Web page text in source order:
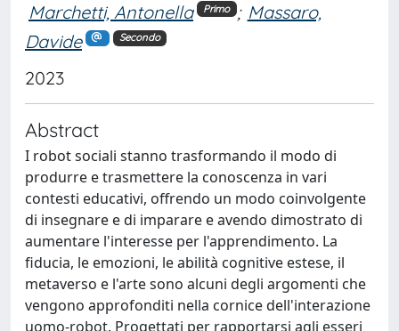
Marchetti, Antonella Primo ; Massaro,
Davide
Secondo
2023
Abstract
I robot sociali stanno trasformando il modo di
produrre e trasmettere la conoscenza in vari
contesti educativi, offrendo un modo coinvolgente
di insegnare e di imparare e avendo dimostrato di
aumentare l'interesse per l'apprendimento. La
fiducia, le emozioni, le abilità cognitive estese, il
metaverso e l'arte sono alcuni degli argomenti che
vengono approfonditi nella cornice dell'interazione
uomo-robot. Progettati per rapportarsi agli esseri